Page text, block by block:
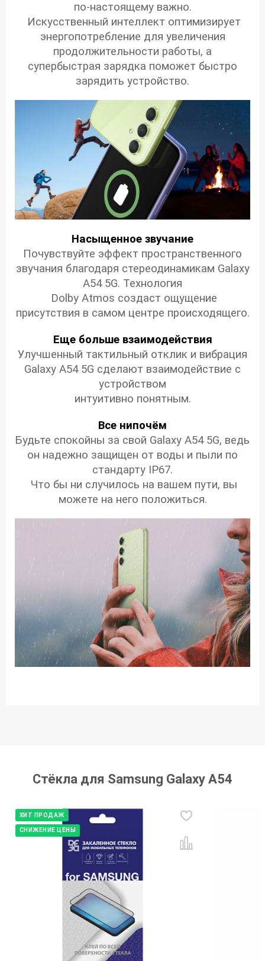
по-настоящему важно.
Искусственный интеллект оптимизирует
энергопотребление для увеличения
продолжительности работы, а
супербыстрая зарядка поможет быстро
зарядить устройство.
Насыщенное звучание
Почувствуйте эффект пространственного
звучания благодаря стереодинамикам Galaxy
A54 5G. Технология
Dolby Atmos создаст ощущение
присутствия в самом центре происходящего.
Еще больше взаимодействия
Улучшенный тактильный отклик и вибрация
Galaxy A54 5G сделают взаимодействие с
устройством
интуитивно понятным.
Все нипочём
Будьте спокойны за свой Galaxy A54 5G, ведь
он надежно защищен от воды и пыли по
стандарту IP67.
Что бы ни случилось на вашем пути, вы
можете на него положиться.
Стёкла для Samsung Galaxy A54
ХИТ ПРОДАЖ
СНИЖЕНИЕ ЦЕНЫ